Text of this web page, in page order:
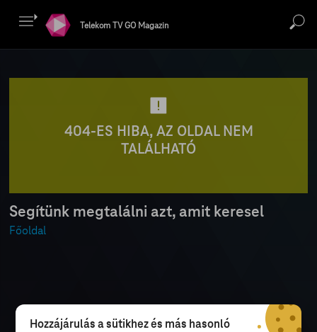
Telekom TV GO Magazin
404-ES HIBA, AZ OLDAL NEM
TALÁLHATÓ
Segítünk megtalálni azt, amit keresel
Főoldal
Hozzájárulás a sütikhez és más hasonló